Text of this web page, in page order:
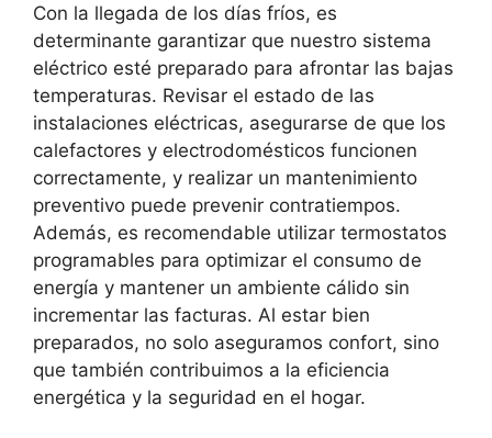
Con la llegada de los días fríos, es
determinante garantizar que nuestro sistema
eléctrico esté preparado para afrontar las bajas
temperaturas. Revisar el estado de las
instalaciones eléctricas, asegurarse de que los
calefactores y electrodomésticos funcionen
correctamente, y realizar un mantenimiento
preventivo puede prevenir contratiempos.
Además, es recomendable utilizar termostatos
programables para optimizar el consumo de
energía y mantener un ambiente cálido sin
incrementar las facturas. Al estar bien
preparados, no solo aseguramos confort, sino
que también contribuimos a la eficiencia
energética y la seguridad en el hogar.